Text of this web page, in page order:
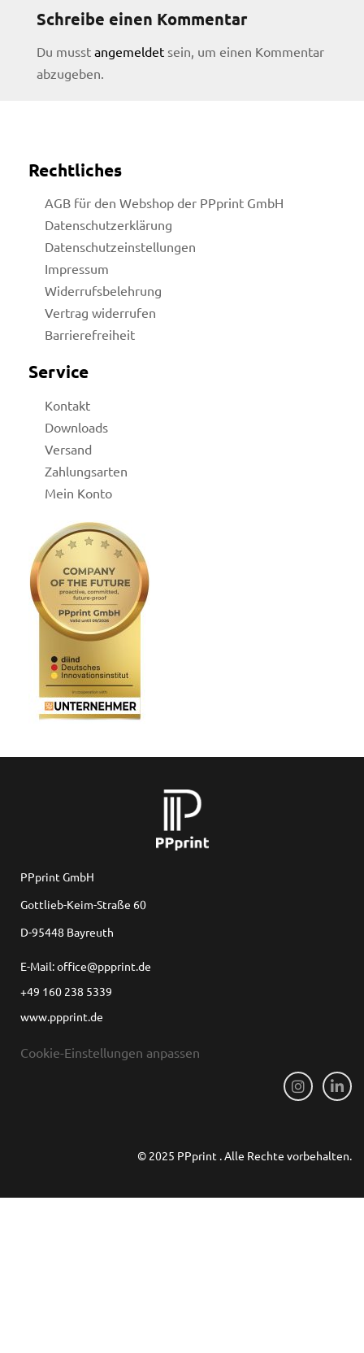
Schreibe einen Kommentar
Du musst angemeldet sein, um einen Kommentar
abzugeben.
Rechtliches
AGB für den Webshop der PPprint GmbH
Datenschutzerklärung
Datenschutzeinstellungen
Impressum
Widerrufsbelehrung
Vertrag widerrufen
Barrierefreiheit
Service
Kontakt
Downloads
Versand
Zahlungsarten
Mein Konto
PPprint GmbH
Gottlieb-Keim-Straße 60
D-95448 Bayreuth
E-Mail: office@ppprint.de
+49 160 238 5339
www.ppprint.de
Cookie-Einstellungen anpassen
© 2025 PPprint . Alle Rechte vorbehalten.